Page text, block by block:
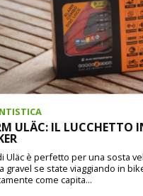
ULÄC: IL LUCCHETTO
Uläc è perfetto per una sosta
gravel se state viaggiando in
come capita...